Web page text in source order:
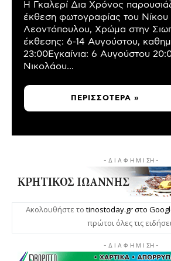
Η Γκαλερί Δια Χρόνος
έκθεση φωτογραφίας του Νίκου
Λεοντόπουλου, Χρώμα στην
έκθεσης: 6-14 Αυγούστου,
23:00Εγκαίνια: 6 Αυγούστου
Νικολάου...
ΠΕΡΙΣΣΌΤΕΡΑ »
- Δ Ι Α Φ Η Μ Ι ΣΗ -
Ακολουθήστε το tinostoday.gr στο
πρώτοι όλες τις
- Δ Ι Α Φ Η Μ Ι ΣΗ -